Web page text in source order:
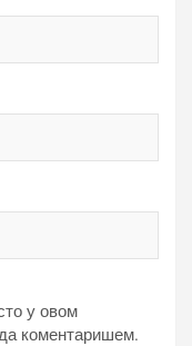
у овом
коментаришем.